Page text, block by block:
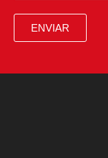
ENVIAR